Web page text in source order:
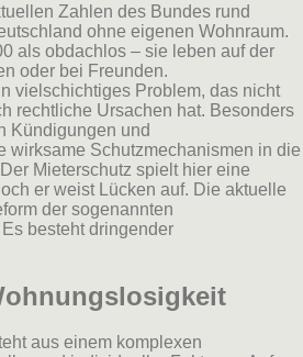
Zahlen des Bundes rund
ohne eigenen Wohnraum.
als obdachlos – sie leben auf der
oder bei Freunden.
vielschichtiges Problem, das nicht
rechtliche Ursachen hat. Besonders
Kündigungen und
wirksame Schutzmechanismen in die
Mieterschutz spielt hier eine
er weist Lücken auf. Die aktuelle
der sogenannten
besteht dringender
aus einem komplexen